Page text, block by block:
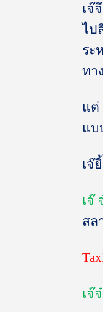
เจ๊
ไป
ระ
ทา
แต่
แบ
เจ๊
เจ๊
สล
เจ๊